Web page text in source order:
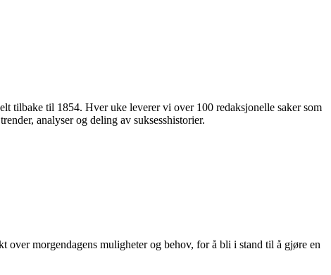
tilbake til 1854. Hver uke leverer vi over 100 redaksjonelle saker som
analyser og deling av suksesshistorier.
morgendagens muligheter og behov, for å bli i stand til å gjøre en